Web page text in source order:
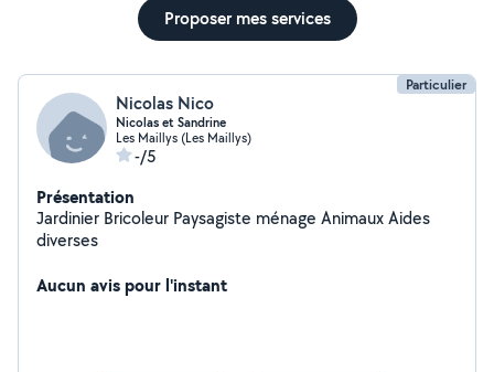
Proposer mes services
Particulier
Nicolas Nico
Nicolas et Sandrine
Les Maillys (Les Maillys)
-/5
Présentation
Jardinier Bricoleur Paysagiste ménage Animaux Aides
diverses
Aucun avis pour l'instant